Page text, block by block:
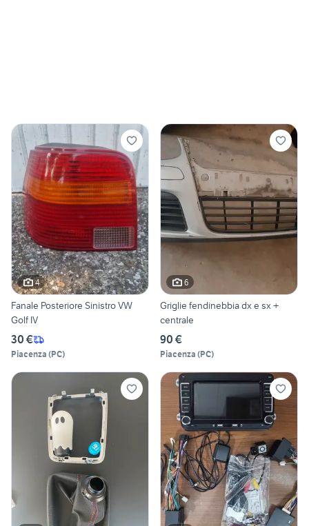
4
Fanale Posteriore Sinistro VW
Golf IV
30 €
Piacenza (PC)
6
Griglie fendinebbia dx e sx +
centrale
90 €
Piacenza (PC)